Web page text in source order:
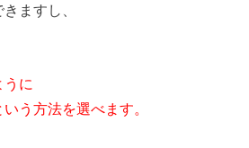
ますし、
うに
う方法を選べます。